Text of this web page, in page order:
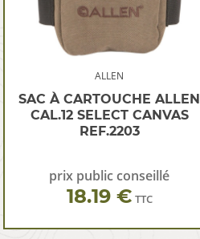
ALLEN
SAC À CARTOUCHE ALLEN
CAL.12 SELECT CANVAS
REF.2203
prix public conseillé
18.19 € TTC